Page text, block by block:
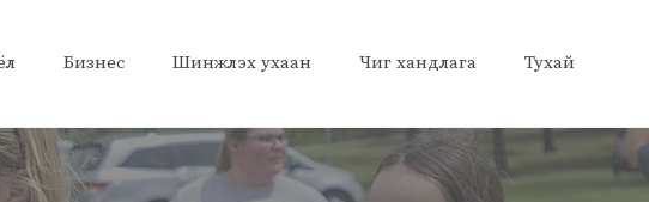
Бизнес Шинжлэх ухаан Чиг хандлага Тухай